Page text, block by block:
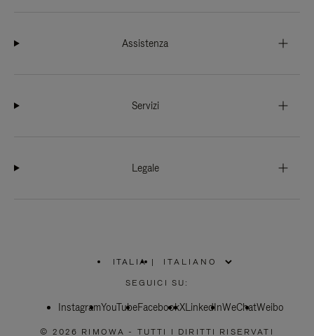
Assistenza
Servizi
Legale
ITALIA
SELEZIONA
IL
PAESE
|
SEGUICI SU:
InstagramYouTubeFacebookXLinkedInWeChatWeibo
© 2026 RIMOWA - TUTTI I DIRITTI RISERVATI